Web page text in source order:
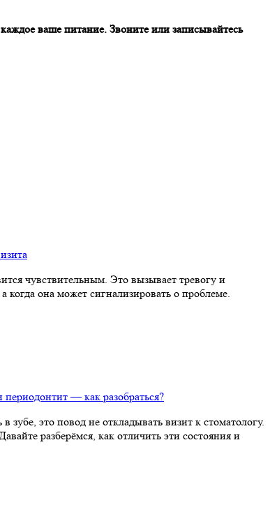
ваше питание. Звоните или записывайтесь
чувствительным. Это вызывает тревогу и
она может сигнализировать о проблеме.
— как разобраться?
это повод не откладывать визит к стоматологу.
разберёмся, как отличить эти состояния и